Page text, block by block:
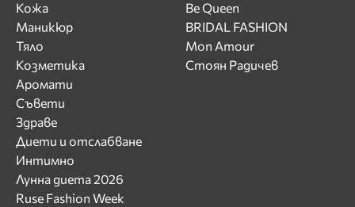
Кожа
Маникюр
Тяло
Козметика
Аромати
Съвети
Здраве
Диети и отслабване
Интимно
Лунна диета 2026
Ruse Fashion Week
Be Queen
BRIDAL FASHION
Mon Amour
Стоян Радичев